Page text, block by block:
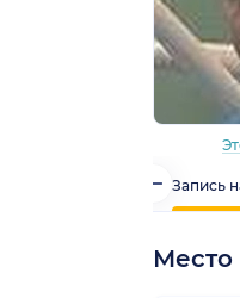
Запись